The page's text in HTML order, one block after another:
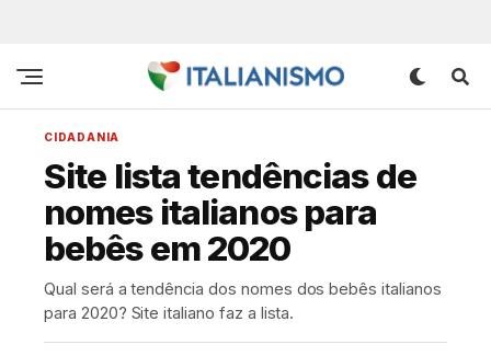
CIDADANIA
Site lista tendências de
nomes italianos para
bebês em 2020
Qual será a tendência dos nomes dos bebês italianos
para 2020? Site italiano faz a lista.